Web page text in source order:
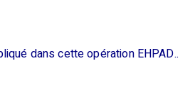
dans cette opération EHPAD..